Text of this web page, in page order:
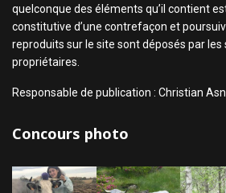
quelconque des éléments qu’il contient
constitutive d’une contrefaçon et
reproduits sur le site sont déposés par
propriétaires.
Responsable de publication : Christian
Concours photo